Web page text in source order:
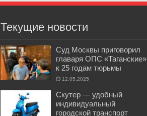
Текущие новости
Суд Москвы приговорил
главаря ОПС «Таганские»
к 25 годам тюрьмы
12.05.2025
Скутер — удобный
индивидуальный
городской транспорт